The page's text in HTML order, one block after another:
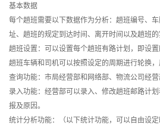
基本数据
每个趟班需要以下数据作为分析：趟班编号、
址、趟班的规定到达时间、离开时间以及趟班
趟班设置：可以设置每个趟班有路计划，即设
趟班车辆和司机可以按照设定的周期进行轮换，
查询功能：市局经营部和网络部、物流公司经
录入功能：经营部可以录入、修改趟班邮路计
报及原因。
统计分析功能：（以下统计功能，可以自由设定